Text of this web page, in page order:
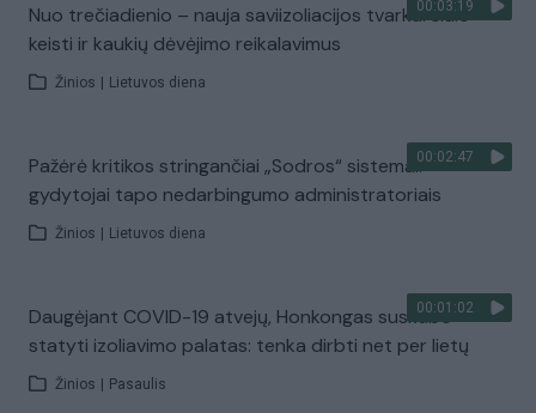
00:03:19
Nuo trečiadienio – nauja saviizoliacijos tvarka: siūlo
keisti ir kaukių dėvėjimo reikalavimus
Žinios Lietuvos diena
00:02:47
Pažėrė kritikos stringančiai „Sodros“ sistemai:
gydytojai tapo nedarbingumo administratoriais
Žinios Lietuvos diena
00:01:02
Daugėjant COVID-19 atvejų, Honkongas suskubo
statyti izoliavimo palatas: tenka dirbti net per lietų
Žinios Pasaulis